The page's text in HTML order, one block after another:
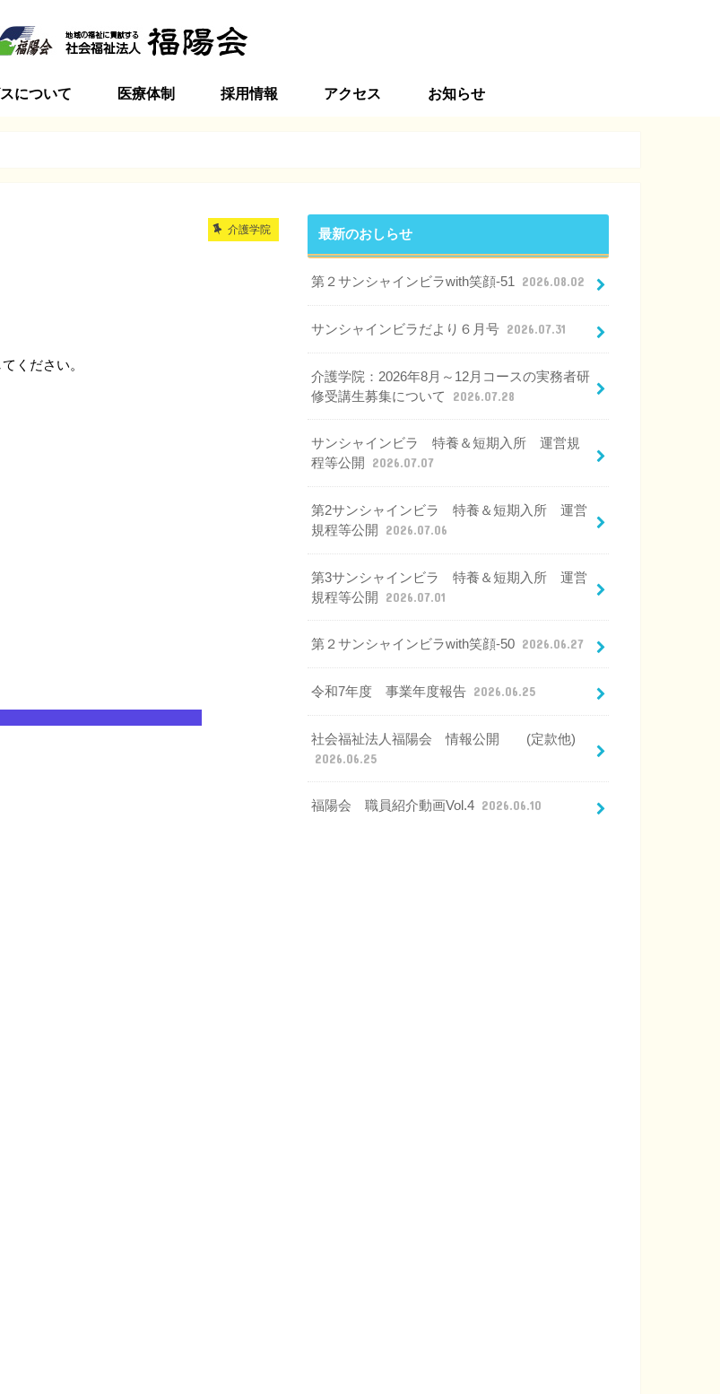
について 医療体制 採用情報 アクセス お知らせ
介護学院 最新のおしらせ
第２サンシャインビラwith笑顔-51 2026.08.02
サンシャインビラだより６月号 2026.07.31
介護学院：2026年8月～12月コースの実務者研
修受講生募集について
2026.07.28
サンシャインビラ 特養＆短期入所 運営規
程等公開
2026.07.07
第2サンシャインビラ 特養＆短期入所 運営
規程等公開
2026.07.06
第3サンシャインビラ 特養＆短期入所 運営
規程等公開
2026.07.01
第２サンシャインビラwith笑顔-50 2026.06.27
令和7年度 事業年度報告 2026.06.25
社会福祉法人福陽会 情報公開 (定款他)
2026.06.25
福陽会 職員紹介動画Vol.4 2026.06.10